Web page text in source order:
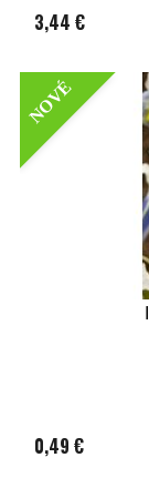
3,44 €
NOVÉ
0,49 €